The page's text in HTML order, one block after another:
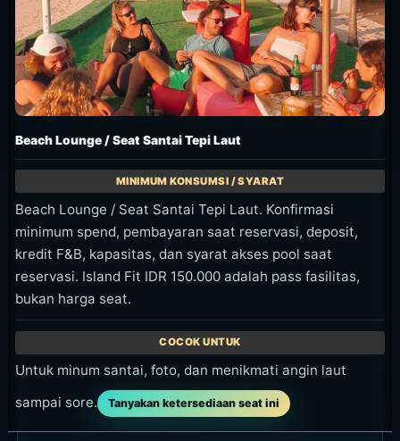
Beach Lounge / Seat Santai Tepi Laut
Beach Lounge / Seat Santai Tepi Laut. Konfirmasi
minimum spend, pembayaran saat reservasi, deposit,
kredit F&B, kapasitas, dan syarat akses pool saat
reservasi. Island Fit IDR 150.000 adalah pass fasilitas,
bukan harga seat.
Untuk minum santai, foto, dan menikmati angin laut
sampai sore.
Tanyakan ketersediaan seat ini